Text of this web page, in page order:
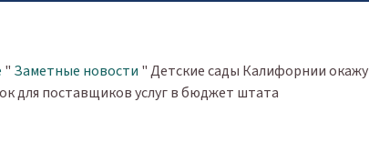
" Заметные новости "Детские сады Калифорнии
для поставщиков услуг в бюджет штата